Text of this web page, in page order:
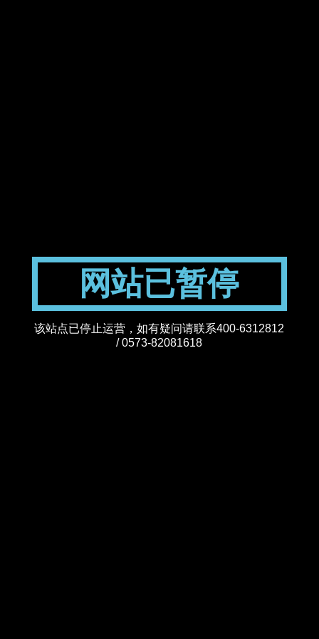
网站已暂停
该站点已停止运营，如有疑问请联系400-6312812
/ 0573-82081618